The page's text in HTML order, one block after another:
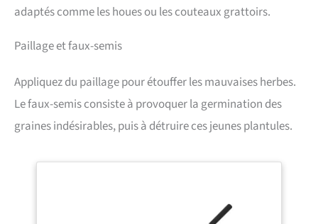
adaptés comme les houes ou les couteaux grattoirs.
Paillage et faux-semis
Appliquez du paillage pour étouffer les mauvaises herbes.
Le faux-semis consiste à provoquer la germination des
graines indésirables, puis à détruire ces jeunes plantules.